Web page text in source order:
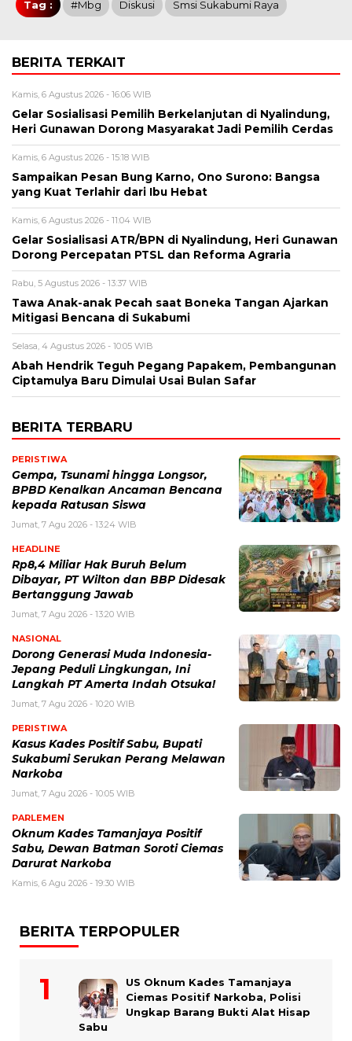
Tag : #mbg Diskusi Smsi Sukabumi Raya
BERITA TERKAIT
Kamis, 6 Agustus 2026 - 16:06 WIB
Gelar Sosialisasi Pemilih Berkelanjutan di Nyalindung,
Heri Gunawan Dorong Masyarakat Jadi Pemilih Cerdas
Kamis, 6 Agustus 2026 - 15:18 WIB
Sampaikan Pesan Bung Karno, Ono Surono: Bangsa
yang Kuat Terlahir dari Ibu Hebat
Kamis, 6 Agustus 2026 - 11:04 WIB
Gelar Sosialisasi ATR/BPN di Nyalindung, Heri Gunawan
Dorong Percepatan PTSL dan Reforma Agraria
Rabu, 5 Agustus 2026 - 13:37 WIB
Tawa Anak-anak Pecah saat Boneka Tangan Ajarkan
Mitigasi Bencana di Sukabumi
Selasa, 4 Agustus 2026 - 10:05 WIB
Abah Hendrik Teguh Pegang Papakem, Pembangunan
Ciptamulya Baru Dimulai Usai Bulan Safar
BERITA TERBARU
PERISTIWA
Gempa, Tsunami hingga Longsor,
BPBD Kenalkan Ancaman Bencana
kepada Ratusan Siswa
Jumat, 7 Agu 2026 - 13:24 WIB
HEADLINE
Rp8,4 Miliar Hak Buruh Belum
Dibayar, PT Wilton dan BBP Didesak
Bertanggung Jawab
Jumat, 7 Agu 2026 - 13:20 WIB
NASIONAL
Dorong Generasi Muda Indonesia-
Jepang Peduli Lingkungan, Ini
Langkah PT Amerta Indah Otsuka!
Jumat, 7 Agu 2026 - 10:20 WIB
PERISTIWA
Kasus Kades Positif Sabu, Bupati
Sukabumi Serukan Perang Melawan
Narkoba
Jumat, 7 Agu 2026 - 10:05 WIB
PARLEMEN
Oknum Kades Tamanjaya Positif
Sabu, Dewan Batman Soroti Ciemas
Darurat Narkoba
Kamis, 6 Agu 2026 - 19:30 WIB
BERITA TERPOPULER
US Oknum Kades Tamanjaya
Ciemas Positif Narkoba, Polisi
Ungkap Barang Bukti Alat Hisap
Sabu